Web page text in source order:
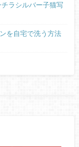
ラシルバー子猫写
を自宅で洗う方法